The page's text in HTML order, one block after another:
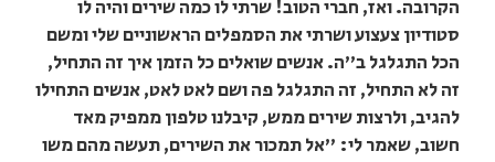
הקרובה. ואז, חברי הטוב! שרתי לו כמה שירים והיה לו
סטודיון צעצוע ושרתי את הסמפלים הראשוניים שלי ומשם
הכל התגלגל ב"ה. אנשים שואלים כל הזמן איך זה התחיל,
זה לא התחיל, זה התגלגל פה ושם לאט לאט, אנשים התחילו
להגיב, ולרצות שירים ממש, קיבלנו טלפון ממפיק מאד
חשוב, שאמר לי: "אל תמכור את השירים, תעשה מהם משו